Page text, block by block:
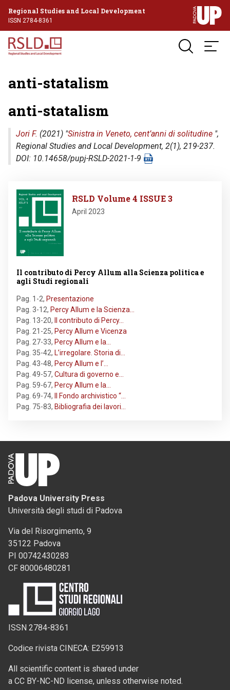
Regional Studies and Local Development
ISSN 2784-8361
anti-statalism
anti-statalism
Jori F. (2021) "Sinistra in Veneto, cent’anni di solitudine ",
Regional Studies and Local Development, 2(1), 219-237.
DOI: 10.14658/pupj-RSLD-2021-1-9
Image
RSLD Volume 4 ISSUE 3
April 2023
Il contributo di Percy Allum alla Scienza politica e
agli Studi regionali
Pag. 1-2, Presentazione
Pag. 3-12, Percy Allum e la Scienza…
Pag. 13-20,
Il contributo di Percy…
Pag. 21-25, Percy Allum e Vicenza
Pag. 27-33, Percy Allum e la…
Pag. 35-42, L’irregolare. Storia di…
Pag. 43-48, Percy Allum e l’…
Pag. 49-57, Cultura di governo e…
Pag. 59-67, Percy Allum e la…
Pag. 69-74,
Il Fondo archivistico “…
Pag. 75-83, Bibliografia dei lavori…
Padova University Press
Università degli studi di Padova
Via del Risorgimento, 9
35122 Padova
PI 00742430283
CF 80006480281
ISSN 2784-8361
Codice rivista CINECA: E259913
All scientific content is shared under
a CC BY-NC-ND license, unless otherwise noted.